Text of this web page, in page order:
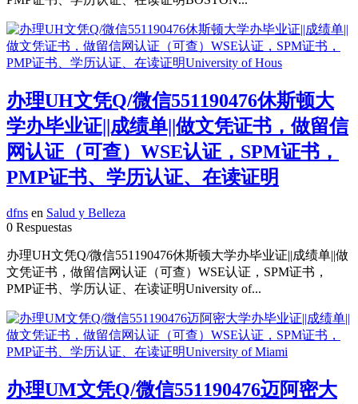
办理UH文凭Q/微信551190476休斯顿大
学办毕业证||成绩单||做文凭证书，做留信
网认证（可查）WSE认证，SPM证书，
PMP证书、学历认证、在读证明
dfns en Salud y Belleza
0 Respuestas
办理UH文凭Q/微信551190476休斯顿大学办毕业证||成绩单||做
文凭证书，做留信网认证（可查）WSE认证，SPM证书，
PMP证书、学历认证、在读证明University of...
办理UM文凭Q/微信551190476迈阿密大